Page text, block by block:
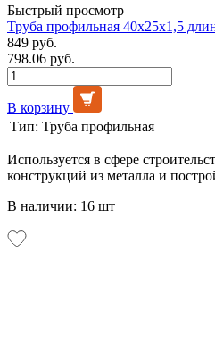
Быстрый просмотр
Труба профильная 40х25х1,5
849 руб.
798.06 руб.
В корзину
Тип: Труба профильная
Используется в сфере
конструкций из металла и
В наличии: 16 шт